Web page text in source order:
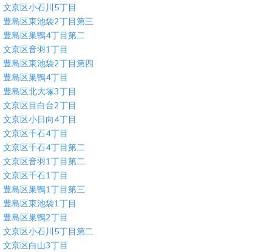
文京区小石川5丁目
豊島区東池袋2丁目第三
豊島区巣鴨4丁目第二
文京区音羽1丁目
豊島区東池袋2丁目第四
豊島区巣鴨4丁目
豊島区北大塚3丁目
文京区目白台2丁目
文京区小日向4丁目
文京区千石4丁目
文京区千石4丁目第二
文京区音羽1丁目第二
文京区千石1丁目
豊島区巣鴨1丁目第三
豊島区東池袋1丁目
豊島区巣鴨2丁目
文京区小石川5丁目第二
文京区白山3丁目